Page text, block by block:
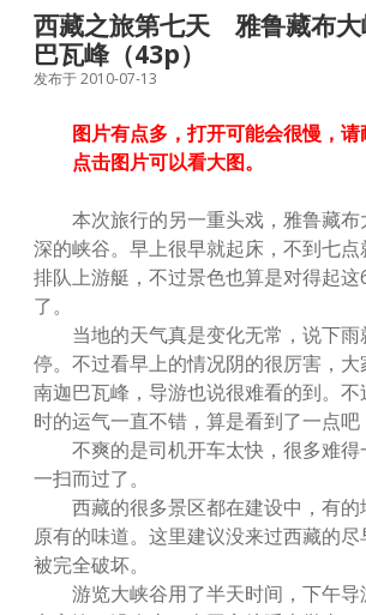
西藏之旅第七天 雅鲁藏布大
巴瓦峰（43p）
发布于 2010-07-13
图片有点多，打开可能会很慢，请
点击图片可以看大图。
本次旅行的另一重头戏，雅鲁藏布
深的峡谷。早上很早就起床，不到七点
排队上游艇，不过景色也算是对得起
了。
当地的天气真是变化无常，说下雨
停。不过看早上的情况阴的很厉害，
南迦巴瓦峰，导游也说很难看的到。
时的运气一直不错，算是看到了一点吧
不爽的是司机开车太快，很多难得
一扫而过了。
西藏的很多景区都在建设中，有的
原有的味道。这里建议没来过西藏的
被完全破坏。
游览大峡谷用了半天时间，下午导